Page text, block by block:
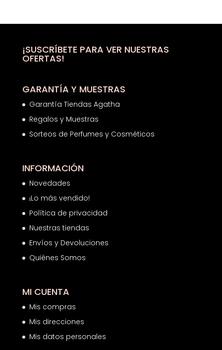
desde
hasta
¡SUSCRÍBETE PARA VER NUESTRAS
OFERTAS!
GARANTÍA Y MUESTRAS
Garantía Tiendas Agatha
Regalos y Muestras
Sorteos de Perfumes y Cosméticos
INFORMACIÓN
Novedades
¡Lo más vendido!
Política de privacidad
Nuestras tiendas
Envíos y Devoluciones
Quiénes Somos
MI CUENTA
Mis compras
Mis direcciones
Mis datos personales